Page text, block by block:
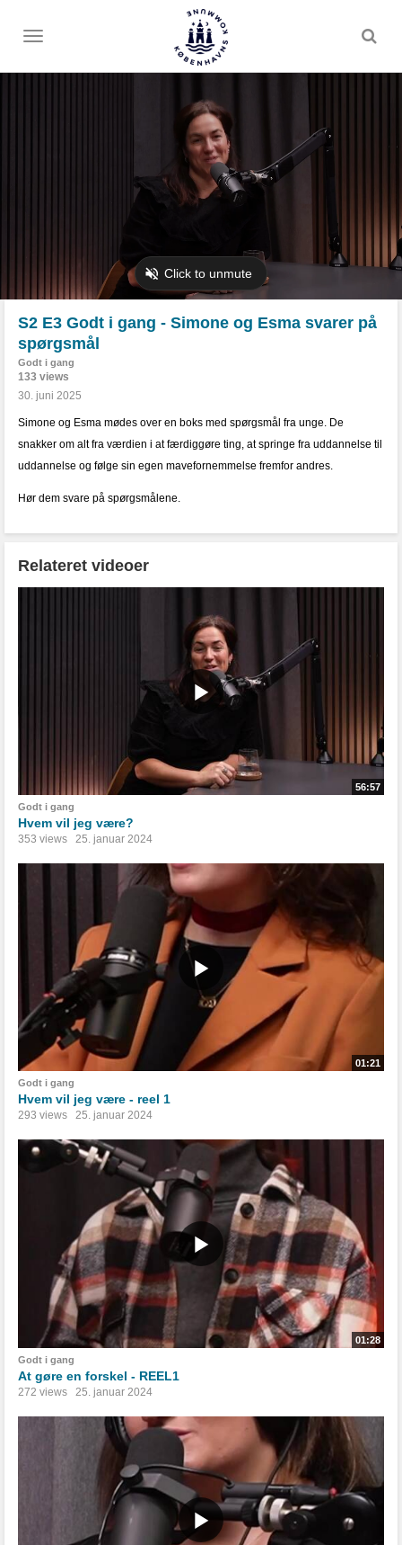
Toggle
S2 E3 Godt i gang - Simone og Esma svarer på
spørgsmål
Godt i gang
133 views
30. juni 2025
Simone og Esma mødes over en boks med spørgsmål fra unge. De
snakker om alt fra værdien i at færdiggøre ting, at springe fra uddannelse til
uddannelse og følge sin egen mavefornemmelse fremfor andres.
Hør dem svare på spørgsmålene.
Relateret videoer
56:57
Godt i gang
Hvem vil jeg være?
353 views 25. januar 2024
01:21
Godt i gang
Hvem vil jeg være - reel 1
293 views 25. januar 2024
01:28
Godt i gang
At gøre en forskel - REEL1
272 views 25. januar 2024